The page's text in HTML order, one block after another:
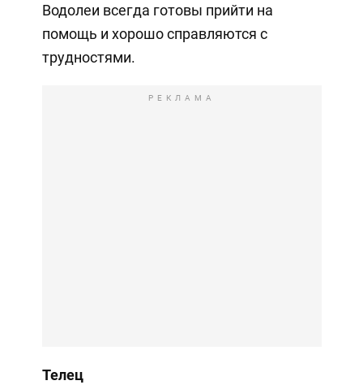
Водолеи всегда готовы прийти на
помощь и хорошо справляются с
трудностями.
РЕКЛАМА
Телец